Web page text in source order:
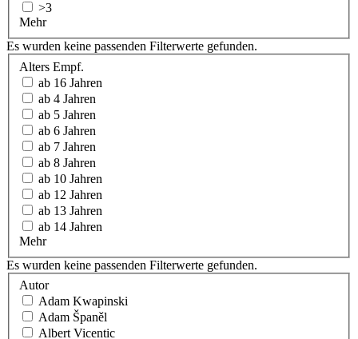
>3
Mehr
Es wurden keine passenden Filterwerte gefunden.
Alters Empf.
ab 16 Jahren
ab 4 Jahren
ab 5 Jahren
ab 6 Jahren
ab 7 Jahren
ab 8 Jahren
ab 10 Jahren
ab 12 Jahren
ab 13 Jahren
ab 14 Jahren
Mehr
Es wurden keine passenden Filterwerte gefunden.
Autor
Adam Kwapinski
Adam Španěl
Albert Vicentic